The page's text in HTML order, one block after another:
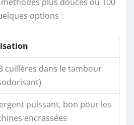
options :
cuillères dans le tambour
puissant, bon pour les
encrassées